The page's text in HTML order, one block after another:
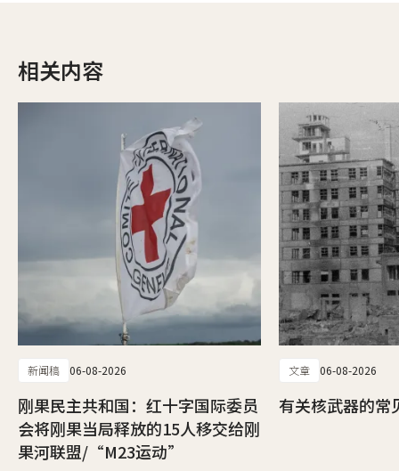
相关内容
新闻稿 06-08-2026
刚果民主共和国：红十字国际委员
会将刚果当局释放的15人移交给刚
果河联盟/“M23运动”
文章 06-08-2026
有关核武器的常